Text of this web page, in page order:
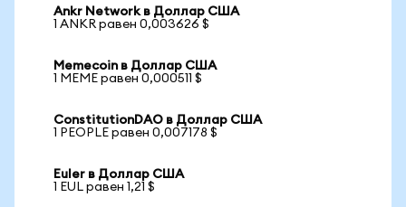
Ankr Network в Доллар США
1 ANKR равен 0,003626 $
Memecoin в Доллар США
1 MEME равен 0,000511 $
ConstitutionDAO в Доллар США
1 PEOPLE равен 0,007178 $
Euler в Доллар США
1 EUL равен 1,21 $